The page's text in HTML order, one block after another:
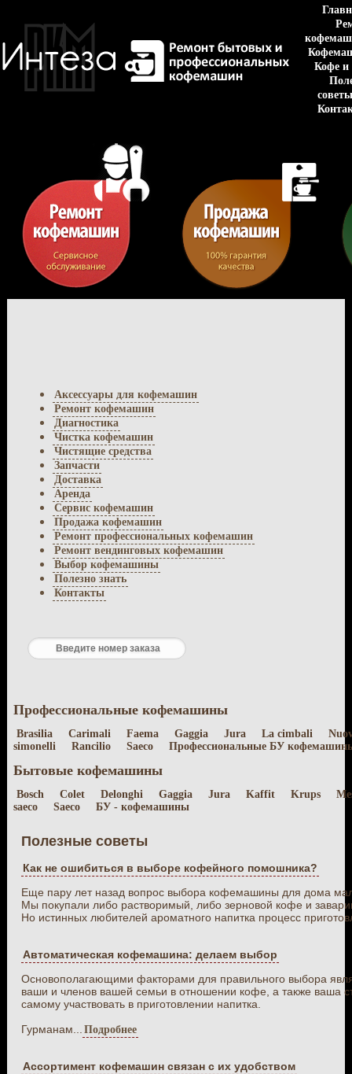
Кофе и
советы
Аксессуары для кофемашин
Ремонт кофемашин
Диагностика
Чистка кофемашин
Чистящие средства
Запчасти
Доставка
Аренда
Сервис кофемашин
Продажа кофемашин
Ремонт профессиональных кофемашин
Ремонт вендинговых кофемашин
Выбор кофемашины
Полезно знать
Контакты
Профессиональные кофемашины
Brasilia Carimali Faema Gaggia Jura La cimbali
simonelli
Rancilio Saeco Профессиональные БУ
Бытовые кофемашины
Bosch Colet Delonghi Gaggia Jura Kaffit Krups
saeco
Saeco БУ - кофемашины
Полезные советы
Как не ошибиться в выборе кофейного помошника?
Еще пару лет назад вопрос выбора кофемашины для дома
Мы покупали либо растворимый, либо зерновой кофе и
Но истинных любителей ароматного напитка процесс
Автоматическая кофемашина: делаем выбор
Основополагающими факторами для правильного выбора
ваши и членов вашей семьи в отношении кофе, а также ваша
самому участвовать в приготовлении напитка.
Гурманам...
Подробнее
Ассортимент кофемашин связан с их удобством